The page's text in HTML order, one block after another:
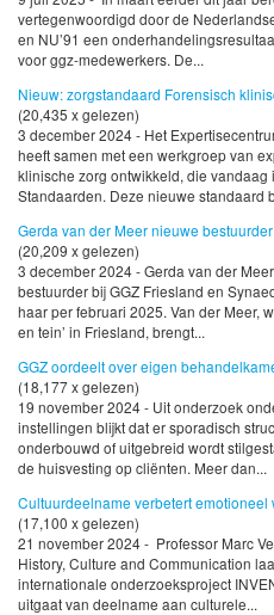
vertegenwoordigd door de
en NU’91 een
voor ggz-medewerkers. De...
Nieuw: zorgstandaard Forensisch
(20,435 x gelezen)
3 december 2024 - Het
heeft samen met een werkgroep van
klinische zorg ontwikkeld, die vandaag
Standaarden. Deze nieuwe standaard
Gerda van der Meer nieuwe
(20,209 x gelezen)
3 december 2024 - Gerda van der
bestuurder bij GGZ Friesland en
haar per februari 2025. Van der Meer,
en tein’ in Friesland, brengt...
GGZ oordeelt over eigen
(18,177 x gelezen)
19 november 2024 - Uit onderzoek
instellingen blijkt dat er sporadisch
onderbouwd of uitgebreid wordt
de huisvesting op cliënten. Meer dan...
Cultuurdeelname verbetert emotioneel
(17,100 x gelezen)
21 november 2024 - Professor Marc
History, Culture and Communication
internationale onderzoeksproject
uitgaat van deelname aan culturele...